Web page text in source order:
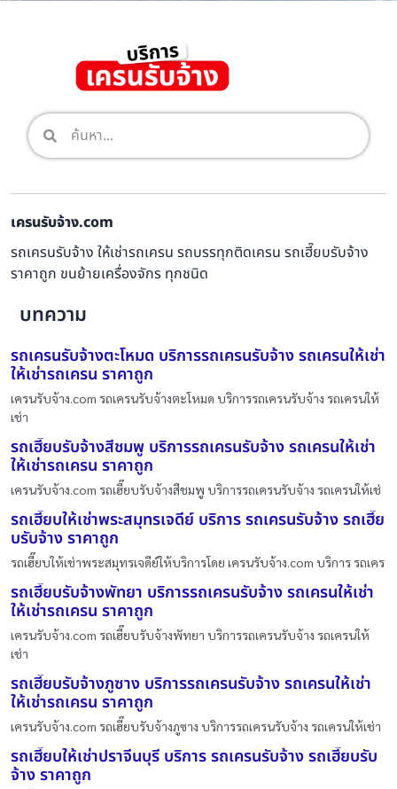
เครนรับจ้าง.com
รถเครนรับจ้าง ให้เช่ารถเครน รถบรรทุกติดเครน รถเฮี๊ยบรับจ้าง
ราคาถูก ขนย้ายเครื่องจักร ทุกชนิด
บทความ
รถเครนรับจ้างตะโหมด บริการรถเครนรับจ้าง รถเครนให้เช่า
ให้เช่ารถเครน ราคาถูก
เครนรับจ้าง.com รถเครนรับจ้างตะโหมด บริการรถเครนรับจ้าง รถเครนให้
เช่า
รถเฮี๊ยบรับจ้างสีชมพู บริการรถเครนรับจ้าง รถเครนให้เช่า
ให้เช่ารถเครน ราคาถูก
เครนรับจ้าง.com รถเฮี๊ยบรับจ้างสีชมพู บริการรถเครนรับจ้าง รถเครนให้เช่
รถเฮี๊ยบให้เช่าพระสมุทรเจดีย์ บริการ รถเครนรับจ้าง รถเฮี๊ย
บรับจ้าง ราคาถูก
รถเฮี๊ยบให้เช่าพระสมุทรเจดีย์ให้บริการโดย เครนรับจ้าง.com บริการ รถเคร
รถเฮี๊ยบรับจ้างพัทยา บริการรถเครนรับจ้าง รถเครนให้เช่า
ให้เช่ารถเครน ราคาถูก
เครนรับจ้าง.com รถเฮี๊ยบรับจ้างพัทยา บริการรถเครนรับจ้าง รถเครนให้
เช่า
รถเฮี๊ยบรับจ้างภูซาง บริการรถเครนรับจ้าง รถเครนให้เช่า
ให้เช่ารถเครน ราคาถูก
เครนรับจ้าง.com รถเฮี๊ยบรับจ้างภูซาง บริการรถเครนรับจ้าง รถเครนให้เช่า
รถเฮี๊ยบให้เช่าปราจีนบุรี บริการ รถเครนรับจ้าง รถเฮี๊ยบรับ
จ้าง ราคาถูก